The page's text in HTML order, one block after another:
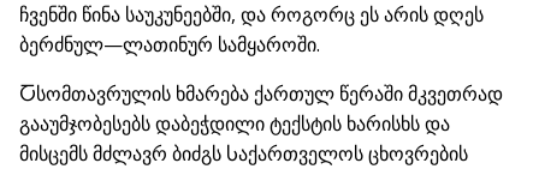
ჩვენში წინა საუკუნეებში, და როგორც ეს არის დღეს
ბერძნულ—ლათინურ სამყაროში.
Ⴀსომთავრულის ხმარება ქართულ წერაში მკვეთრად
გააუმჯობესებს დაბეჭდილი ტექსტის ხარისხს და
მისცემს მძლავრ ბიძგს Ⴑაქართველოს ცხოვრების